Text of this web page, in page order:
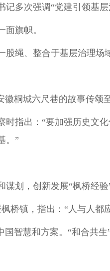
多次强调“党建引领基层
旗帜。
绳、整合于基层治理场
桐城六尺巷的故事传颂至
时指出：“要加强历史
。”
划，创新发展“枫桥经
桥镇，指出：“人与人
智慧和方案。“和合共